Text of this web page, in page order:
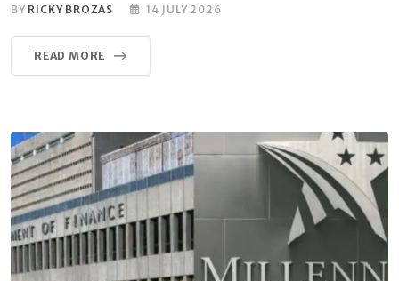
BY RICKY BROZAS 14 JULY 2026
READ MORE